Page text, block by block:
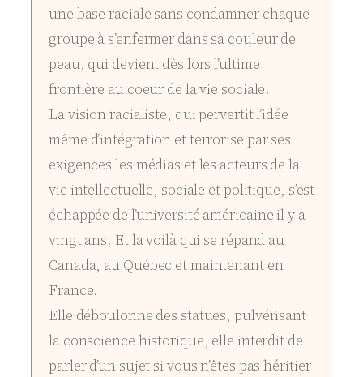
une base raciale sans condamner chaque
groupe à s’enfermer dans sa couleur de
peau, qui devient dès lors l’ultime
frontière au coeur de la vie sociale.
La vision racialiste, qui pervertit l’idée
même d’intégration et terrorise par ses
exigences les médias et les acteurs de la
vie intellectuelle, sociale et politique, s’est
échappée de l’université américaine il y a
vingt ans. Et la voilà qui se répand au
Canada, au Québec et maintenant en
France.
Elle déboulonne des statues, pulvérisant
la conscience historique, elle interdit de
parler d’un sujet si vous n’êtes pas héritier